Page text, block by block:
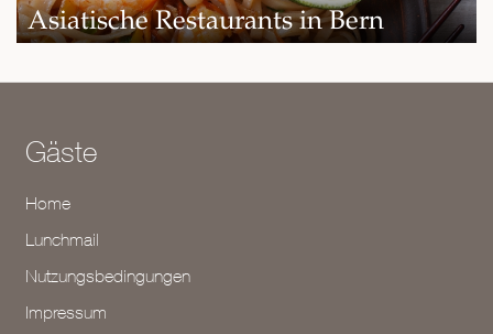
Asiatische Restaurants in Bern
Gäste
Home
Lunchmail
Nutzungsbedingungen
Impressum